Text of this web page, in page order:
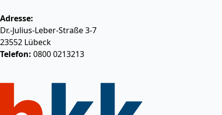
Adresse:
Dr.-Julius-Leber-Straße 3-7
23552 Lübeck
Telefon: 0800 0213213